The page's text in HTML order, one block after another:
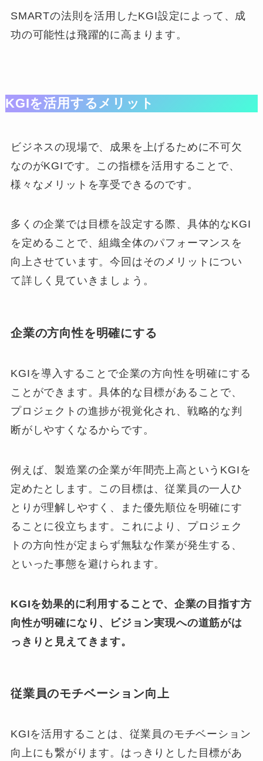
SMARTの法則を活用したKGI設定によって、成
功の可能性は飛躍的に高まります。
KGIを活用するメリット
ビジネスの現場で、成果を上げるために不可欠
なのがKGIです。この指標を活用することで、
様々なメリットを享受できるのです。
多くの企業では目標を設定する際、具体的なKGI
を定めることで、組織全体のパフォーマンスを
向上させています。今回はそのメリットについ
て詳しく見ていきましょう。
企業の方向性を明確にする
KGIを導入することで企業の方向性を明確にする
ことができます。具体的な目標があることで、
プロジェクトの進捗が視覚化され、戦略的な判
断がしやすくなるからです。
例えば、製造業の企業が年間売上高というKGIを
定めたとします。この目標は、従業員の一人ひ
とりが理解しやすく、また優先順位を明確にす
ることに役立ちます。これにより、プロジェク
トの方向性が定まらず無駄な作業が発生する、
といった事態を避けられます。
KGIを効果的に利用することで、企業の目指す方
向性が明確になり、ビジョン実現への道筋がは
っきりと見えてきます。
従業員のモチベーション向上
KGIを活用することは、従業員のモチベーション
向上にも繋がります。はっきりとした目標があ